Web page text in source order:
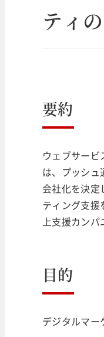
ティ
要約
ウェブサービ
は、プッシ
会社化を決定
ティング支援
上支援カンパ
目的
デジタルマー